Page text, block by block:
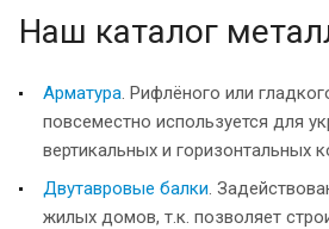
Наш каталог
Арматура. Рифлёного или
повсеместно используется для
вертикальных и горизонтальных
Двутавровые балки.
жилых домов, т.к. позволяет